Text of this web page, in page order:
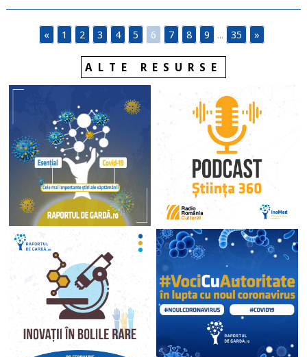
« 1 2 3 4 5 6 7 8 9 ... 35 »
ALTE RESURSE